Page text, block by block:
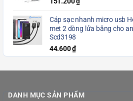
Cáp sạc nhanh micro usb
met 2 dòng lửa băng cho
Scd3198
44.600₫
DANH MỤC SẢN PHẨM